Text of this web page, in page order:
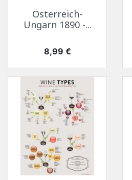
Österreich-
Ungarn 1890 -...
Preis
8,99 €